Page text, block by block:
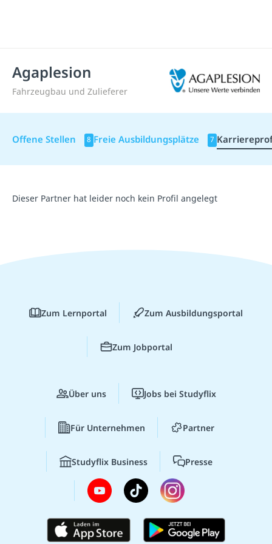
Agaplesion
Fahrzeugbau und Zulieferer
Offene Stellen 8 Freie Ausbildungsplätze 7
Dieser Partner hat leider noch kein Profil angelegt
Zum Lernportal Zum Ausbildungsportal
Zum Jobportal
Über uns Jobs bei Studyflix
Für Unternehmen Partner
Studyflix Business Presse